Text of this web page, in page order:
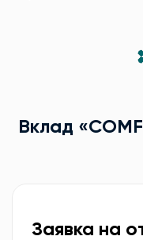
Вклад
Заявка на